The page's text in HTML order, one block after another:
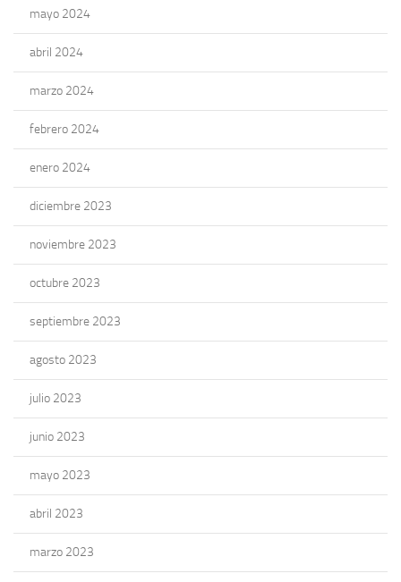
mayo 2024
abril 2024
marzo 2024
febrero 2024
enero 2024
diciembre 2023
noviembre 2023
octubre 2023
septiembre 2023
agosto 2023
julio 2023
junio 2023
mayo 2023
abril 2023
marzo 2023